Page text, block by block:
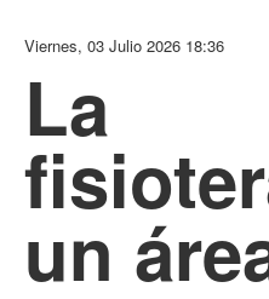
Viernes, 03 Julio 2026 18:36
La
un